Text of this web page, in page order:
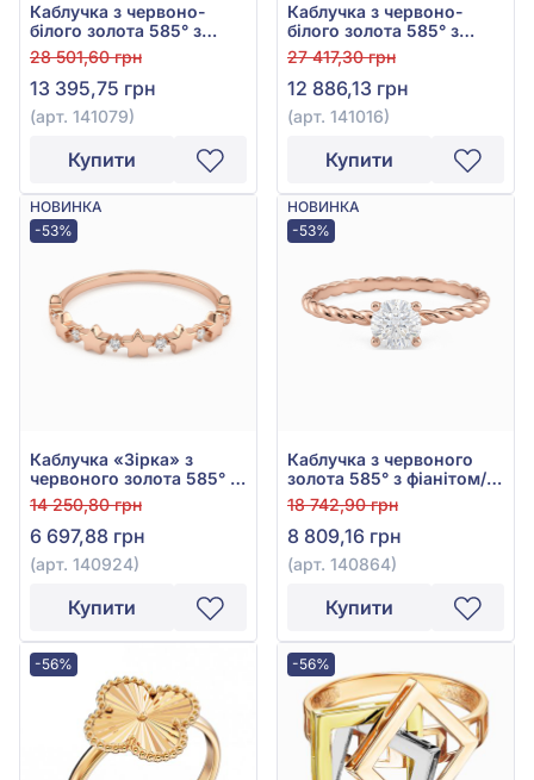
Каблучка з червоно-
білого золота 585° з
фіанітом/куб.цирконієм,
арт. 141079
28 501,60 грн
13 395,75 грн
(арт. 141079)
Купити
Каблучка з червоно-
білого золота 585° з
фіанітом/куб.цирконієм,
арт. 141016
27 417,30 грн
12 886,13 грн
(арт. 141016)
Купити
НОВИНКА
-53%
Каблучка «Зірка» з
червоного золота 585° з
фіанітом/куб.цирконієм,
арт. 140924
14 250,80 грн
6 697,88 грн
(арт. 140924)
Купити
НОВИНКА
-53%
Каблучка з червоного
золота 585° з фіанітом/
куб.цирконієм, арт.
140864
18 742,90 грн
8 809,16 грн
(арт. 140864)
Купити
-56% -56%